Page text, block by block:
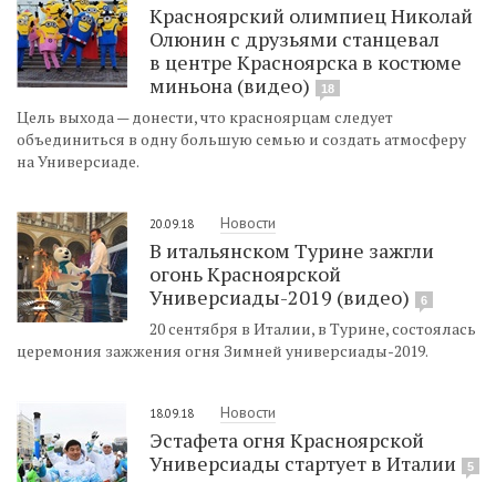
Красноярский олимпиец Николай
Олюнин с друзьями станцевал
в центре Красноярска в костюме
миньона (видео)
18
Цель выхода — донести, что красноярцам следует
объединиться в одну большую семью и создать атмосферу
на Универсиаде.
20.09.18 Новости
В итальянском Турине зажгли
огонь Красноярской
Универсиады-2019 (видео)
6
20 сентября в Италии, в Турине, состоялась
церемония зажжения огня Зимней универсиады-2019.
18.09.18 Новости
Эстафета огня Красноярской
Универсиады стартует в Италии
5